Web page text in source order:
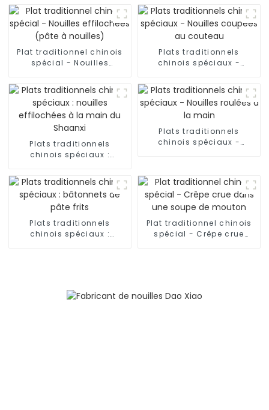
Plat traditionnel chinois
spécial - Nouilles
nouilles)
Plats traditionnels
chinois spéciaux -
couteau
Plats traditionnels
chinois spéciaux :
main du Shaanxi
Plats traditionnels
chinois spéciaux -
Plats traditionnels
chinois spéciaux :
Plat traditionnel chinois
spécial - Crêpe crue